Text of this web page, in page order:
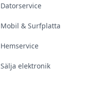
Datorservice
Mobil & Surfplatta
Hemservice
Sälja elektronik